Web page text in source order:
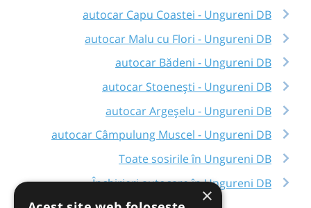
autocar Capu Coastei - Ungureni DB
autocar Malu cu Flori - Ungureni DB
autocar Bădeni - Ungureni DB
autocar Stoenești - Ungureni DB
autocar Argeșelu - Ungureni DB
autocar Câmpulung Muscel - Ungureni DB
Toate sosirile în Ungureni DB
Închirieri autocare în Ungureni DB
×